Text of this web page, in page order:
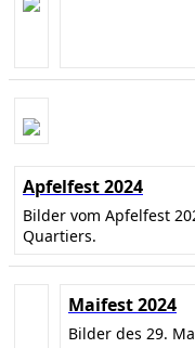
Apfelfest 2024
Bilder vom Apfelfest
Quartiers.
Maifest 2024
Bilder des 29.